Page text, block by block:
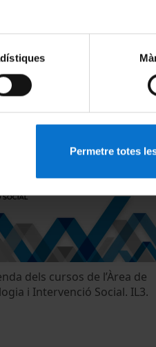
Permetre totes
als esportistes de
de Barcelona. Curs 2024-
dels cursos de l’Àrea de
i Intervenció Social. IL3.